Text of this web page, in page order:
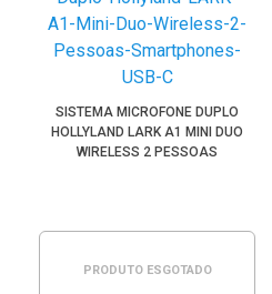
SISTEMA MICROFONE DUPLO
HOLLYLAND LARK A1 MINI DUO
WIRELESS 2 PESSOAS
PRODUTO ESGOTADO